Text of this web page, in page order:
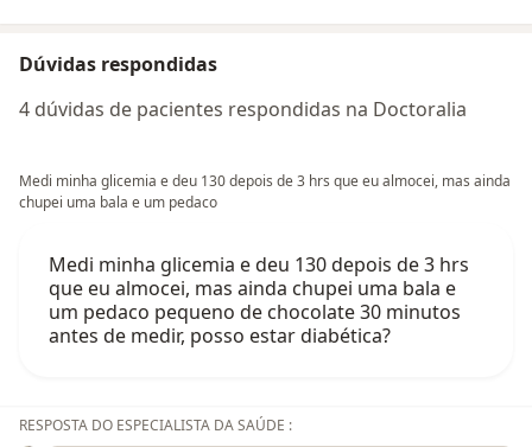
Dúvidas respondidas
4 dúvidas de pacientes respondidas na Doctoralia
Medi minha glicemia e deu 130 depois de 3 hrs que eu almocei, mas ainda
chupei uma bala e um pedaco
Medi minha glicemia e deu 130 depois de 3 hrs
que eu almocei, mas ainda chupei uma bala e
um pedaco pequeno de chocolate 30 minutos
antes de medir, posso estar diabética?
RESPOSTA DO ESPECIALISTA DA SAÚDE :